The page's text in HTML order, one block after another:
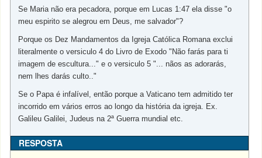
Se Maria não era pecadora, porque em Lucas 1:47 ela disse "o
meu espirito se alegrou em Deus, me salvador"?
Porque os Dez Mandamentos da Igreja Católica Romana exclui
literalmente o versiculo 4 do Livro de Exodo "Não farás para ti
imagem de escultura..." e o versiculo 5 "... nãos as adorarás,
nem lhes darás culto.."
Se o Papa é infalível, então porque a Vaticano tem admitido ter
incorrido em vários erros ao longo da história da igreja. Ex.
Galileu Galilei, Judeus na 2ª Guerra mundial etc.
RESPOSTA